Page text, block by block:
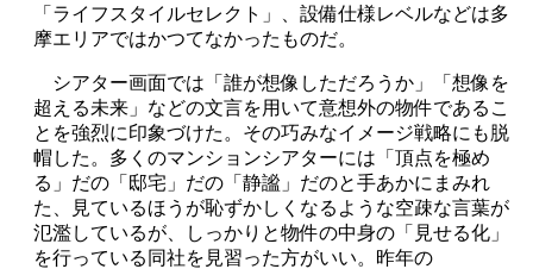
「ライフスタイルセレクト」、設備仕様レベルなどは多
摩エリアではかつてなかったものだ。
シアター画面では「誰が想像しただろうか」「想像を
超える未来」などの文言を用いて意想外の物件であるこ
とを強烈に印象づけた。その巧みなイメージ戦略にも脱
帽した。多くのマンションシアターには「頂点を極め
る」だの「邸宅」だの「静謐」だのと手あかにまみれ
た、見ているほうが恥ずかしくなるような空疎な言葉が
氾濫しているが、しっかりと物件の中身の「見せる化」
を行っている同社を見習った方がいい。昨年の